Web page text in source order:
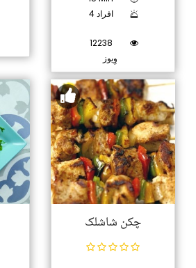
4 افراد
12238
وِیوز
چکن شاشلک